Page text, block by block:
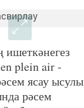
ишеткәнегез
plein air -
ясау ысулы
рәсем